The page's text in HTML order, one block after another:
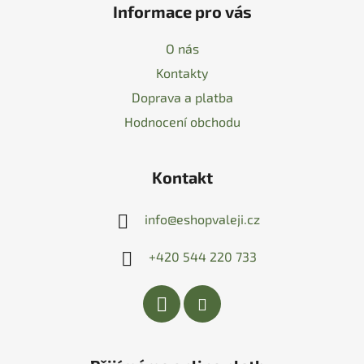
Informace pro vás
O nás
Kontakty
Doprava a platba
Hodnocení obchodu
Kontakt
info@eshopvaleji.cz
+420 544 220 733